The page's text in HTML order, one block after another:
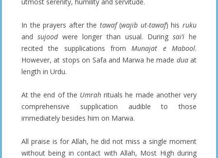
In the prayers after the tawaf(wajib ut-tawaf) hisruku
and sujoodwere longer than usual. During sai’i he
recited the supplications fromMunajat e Mabool.
However, at stops on Safa and Marwa he made duaat
length in Urdu.
At the end of the Umrah rituals he made another very
comprehensive supplication audible to those
immediately besides him on Marwa.
All praise is for Allah, he did not miss a single moment
without being in contact with Allah, Most High during